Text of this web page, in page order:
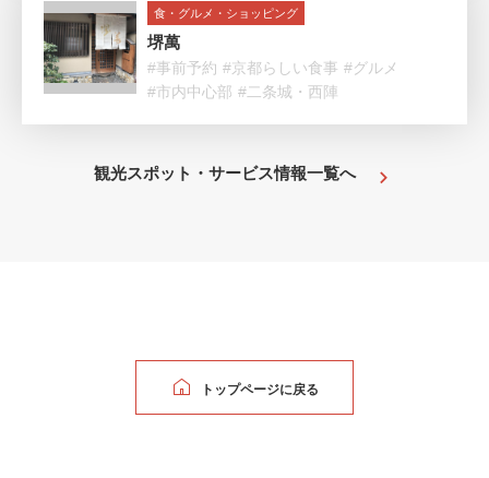
食・グルメ・ショッピング
堺萬
#事前予約 #京都らしい食事 #グルメ
#市内中心部 #二条城・西陣
観光スポット・サービス情報一覧へ
トップページに戻る